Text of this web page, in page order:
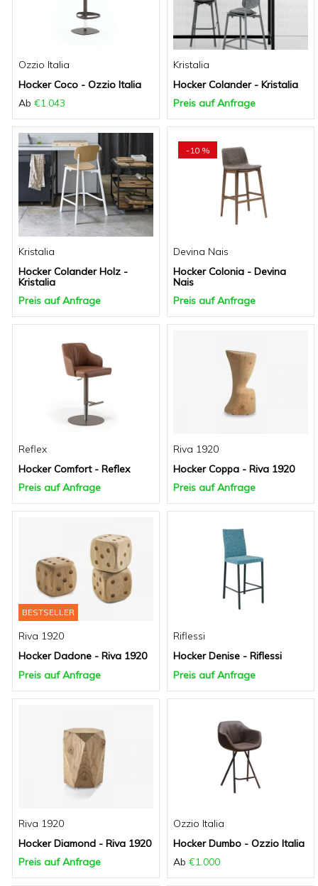
Ozzio Italia
Hocker Coco - Ozzio Italia
Ab €1.043
Kristalia
Hocker Colander - Kristalia
Preis auf Anfrage
Kristalia
Hocker Colander Holz -
Kristalia
Preis auf Anfrage
-10 %
Devina Nais
Hocker Colonia - Devina
Nais
Preis auf Anfrage
Reflex
Hocker Comfort - Reflex
Preis auf Anfrage
Riva 1920
Hocker Coppa - Riva 1920
Preis auf Anfrage
BESTSELLER
Riva 1920
Hocker Dadone - Riva 1920
Preis auf Anfrage
Riflessi
Hocker Denise - Riflessi
Preis auf Anfrage
Riva 1920
Hocker Diamond - Riva 1920
Preis auf Anfrage
Ozzio Italia
Hocker Dumbo - Ozzio Italia
Ab €1.000